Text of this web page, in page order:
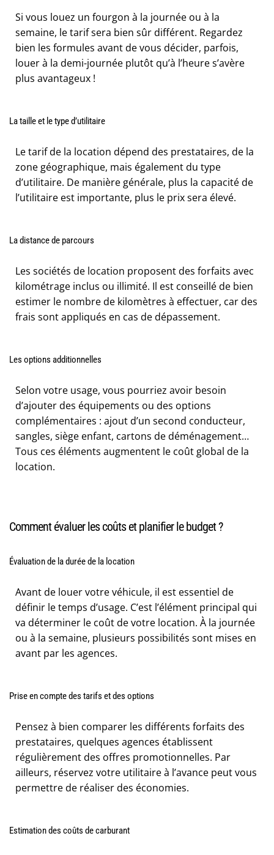
Si vous louez un fourgon à la journée ou à la
semaine, le tarif sera bien sûr différent. Regardez
bien les formules avant de vous décider, parfois,
louer à la demi-journée plutôt qu’à l’heure s’avère
plus avantageux !
La taille et le type d’utilitaire
Le tarif de la location dépend des prestataires, de la
zone géographique, mais également du type
d’utilitaire. De manière générale, plus la capacité de
l’utilitaire est importante, plus le prix sera élevé.
La distance de parcours
Les sociétés de location proposent des forfaits avec
kilométrage inclus ou illimité. Il est conseillé de bien
estimer le nombre de kilomètres à effectuer, car des
frais sont appliqués en cas de dépassement.
Les options additionnelles
Selon votre usage, vous pourriez avoir besoin
d’ajouter des équipements ou des options
complémentaires : ajout d’un second conducteur,
sangles, siège enfant, cartons de déménagement…
Tous ces éléments augmentent le coût global de la
location.
Comment évaluer les coûts et planifier le budget ?
Évaluation de la durée de la location
Avant de louer votre véhicule, il est essentiel de
définir le temps d’usage. C’est l’élément principal qui
va déterminer le coût de votre location. À la journée
ou à la semaine, plusieurs possibilités sont mises en
avant par les agences.
Prise en compte des tarifs et des options
Pensez à bien comparer les différents forfaits des
prestataires, quelques agences établissent
régulièrement des offres promotionnelles. Par
ailleurs, réservez votre utilitaire à l’avance peut vous
permettre de réaliser des économies.
Estimation des coûts de carburant